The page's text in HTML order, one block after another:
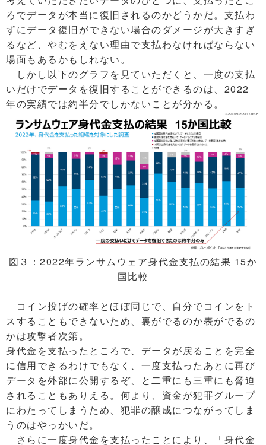
ろでデータが本当に復旧されるのかどうかだ。支払わ
ずにデータ復旧ができない場合のダメージが大きすぎ
るなど、やむをえない理由で支払わなければならない
場面もあるかもしれない。
しかし以下のグラフを見ていただくと、一度の支払
いだけでデータを復旧することができるのは、2022
年の実績では約半分でしかないことが分かる。
図３：2022年ランサムウェア身代金支払の結果 15か
国比較
コイン投げの確率とほぼ同じで、自分でコインをト
スすることもできないため、裏がでるのか表がでるの
かは攻撃者次第。
身代金を支払ったところで、データが戻ることを完全
に信用できるわけでもなく、一度支払ったあとに再び
データを外部に公開するぞ、と二重にも三重にも脅迫
されることもありえる。何より、資金が犯罪グループ
にわたってしまうため、犯罪の醸成につながってしま
うのはやっかいだ。
さらに一度身代金を支払ったことにより、「身代金